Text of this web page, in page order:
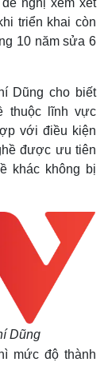
nghị xem xét
triển khai còn
10 năm sửa 6
Dũng cho biết
thuộc lĩnh vực
với điều kiện
được ưu tiên
khác không bị
Dũng
mức độ thành